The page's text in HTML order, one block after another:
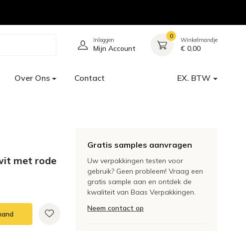
Inloggen
Mijn Account
0
Winkelmandje
€ 0,00
Over Ons Contact EX. BTW
met rode
Gratis samples aanvragen
Uw verpakkingen testen voor
gebruik? Geen probleem! Vraag een
gratis sample aan en ontdek de
kwaliteit van Baas Verpakkingen.
Neem contact op